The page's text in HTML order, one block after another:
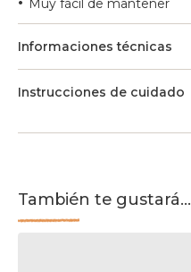
Muy fácil de mantener
Informaciones técnicas
Instrucciones de cuidado
También te gustará...